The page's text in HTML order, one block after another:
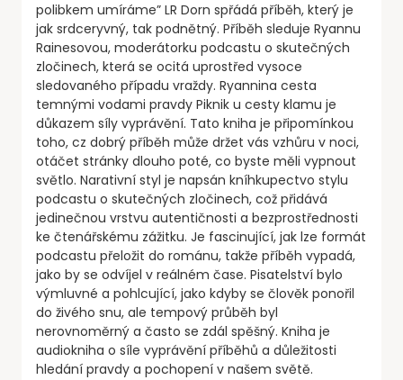
polibkem umíráme” LR Dorn spřádá příběh, který je
jak srdceryvný, tak podnětný. Příběh sleduje Ryannu
Rainesovou, moderátorku podcastu o skutečných
zločinech, která se ocitá uprostřed vysoce
sledovaného případu vraždy. Ryannina cesta
temnými vodami pravdy Piknik u cesty klamu je
důkazem síly vyprávění. Tato kniha je připomínkou
toho, cz dobrý příběh může držet vás vzhůru v noci,
otáčet stránky dlouho poté, co byste měli vypnout
světlo. Narativní styl je napsán kníhkupectvo stylu
podcastu o skutečných zločinech, což přidává
jedinečnou vrstvu autentičnosti a bezprostřednosti
ke čtenářskému zážitku. Je fascinující, jak lze formát
podcastu přeložit do románu, takže příběh vypadá,
jako by se odvíjel v reálném čase. Pisatelství bylo
výmluvné a pohlcující, jako kdyby se člověk ponořil
do živého snu, ale tempový průběh byl
nerovnoměrný a často se zdál spěšný. Kniha je
audiokniha o síle vyprávění příběhů a důležitosti
hledání pravdy a pochopení v našem světě.